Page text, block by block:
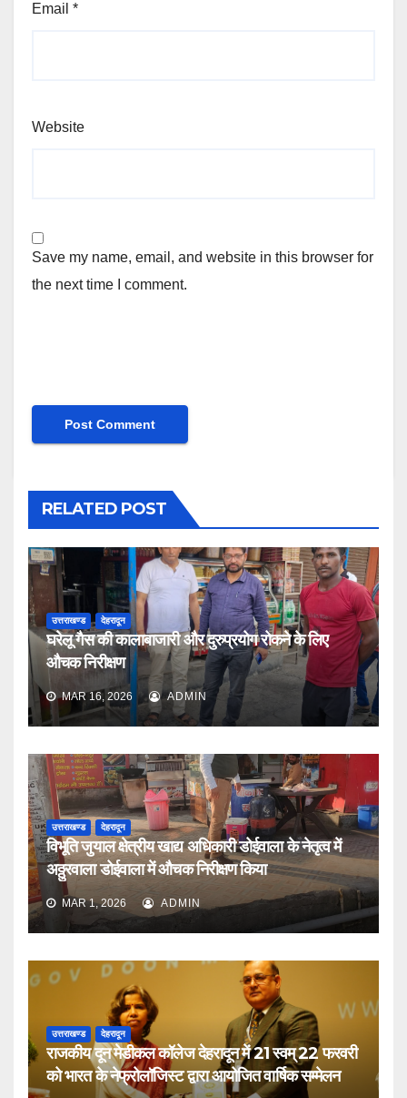
Email *
Website
Save my name, email, and website in this browser for
the next time I comment.
RELATED POST
उत्तराखण्ड देहरादून
घरेलू गैस की कालाबाजारी और दुरुप्रयोग रोकने के लिए
औचक निरीक्षण
MAR 16, 2026 ADMIN
उत्तराखण्ड देहरादून
विभूति जुयाल क्षेत्रीय खाद्य अधिकारी डोईवाला के नेतृत्व में
अठ्ठुरवाला डोईवाला में औचक निरीक्षण किया
MAR 1, 2026 ADMIN
उत्तराखण्ड देहरादून
राजकीय दून मेडीकल कॉलेज देहरादून में 21 स्वम् 22 फरवरी
को भारत के नेफ्रोलॉजिस्ट द्वारा आयोजित वार्षिक सम्मेलन